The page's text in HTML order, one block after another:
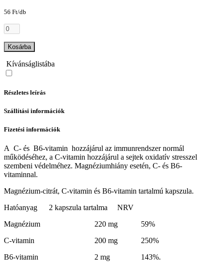
56 Ft/db
Kosárba
Kívánságlistába
Részletes leírás
Szállítási információk
Fizetési információk
A C- és B6-vitamin hozzájárul az immunrendszer normál
működéséhez, a C-vitamin hozzájárul a sejtek oxidatív stresszel
szembeni védelméhez. Magnéziumhiány esetén, C- és B6-
vitaminnal.
Magnézium-citrát, C-vitamin és B6-vitamin tartalmú kapszula.
Hatóanyag 2 kapszula tartalma NRV
Magnézium 220 mg 59%
C-vitamin 200 mg 250%
B6-vitamin 2 mg 143%.